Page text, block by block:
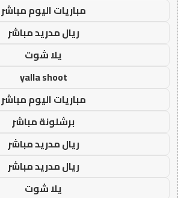
مباريات اليوم مباشر
ريال مدريد مباشر
يلا شوت
yalla shoot
مباريات اليوم مباشر
برشلونة مباشر
ريال مدريد مباشر
ريال مدريد مباشر
يلا شوت